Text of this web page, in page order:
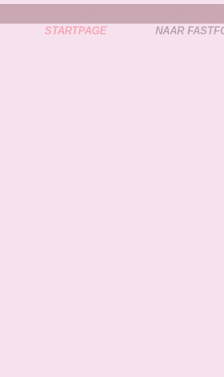
STARTPAGE NAAR